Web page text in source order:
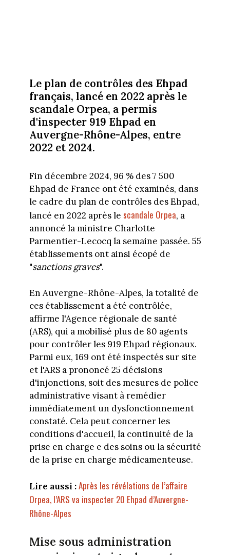
Le plan de contrôles des Ehpad
français, lancé en 2022 après le
scandale Orpea, a permis
d'inspecter 919 Ehpad en
Auvergne-Rhône-Alpes, entre
2022 et 2024.
Fin décembre 2024, 96 % des 7 500
Ehpad de France ont été examinés, dans
le cadre du plan de contrôles des Ehpad,
lancé en 2022 après le scandale Orpea, a
annoncé la ministre Charlotte
Parmentier-Lecocq la semaine passée. 55
établissements ont ainsi écopé de
"sanctions graves".
En Auvergne-Rhône-Alpes, la totalité de
ces établissement a été contrôlée,
affirme l'Agence régionale de santé
(ARS), qui a mobilisé plus de 80 agents
pour contrôler les 919 Ehpad régionaux.
Parmi eux, 169 ont été inspectés sur site
et l'ARS a prononcé 25 décisions
d'injonctions, soit des mesures de police
administrative visant à remédier
immédiatement un dysfonctionnement
constaté. Cela peut concerner les
conditions d'accueil, la continuité de la
prise en charge e des soins ou la sécurité
de la prise en charge médicamenteuse.
Lire aussi : Après les révélations de l’affaire
Orpea, l’ARS va inspecter 20 Ehpad d’Auvergne-
Rhône-Alpes
Mise sous administration